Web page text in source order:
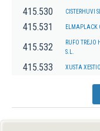
415.530 CISTERHUVI SL.
415.531 ELMAPLACK
415.532
RUFO TREJO
S.L.
415.533 XUSTA